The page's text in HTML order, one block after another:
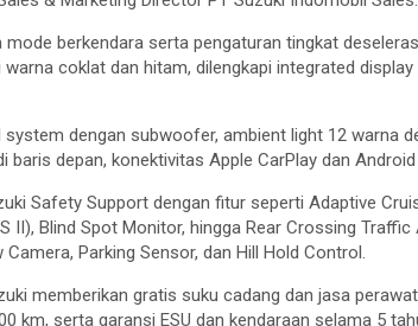
mode berkendara serta pengaturan tingkat
coklat dan hitam, dilengkapi integrated
dengan subwoofer, ambient light 12 warna
baris depan, konektivitas Apple CarPlay dan
Safety Support dengan fitur seperti Adaptive
II), Blind Spot Monitor, hingga Rear Crossing
Camera, Parking Sensor, dan Hill Hold Control.
memberikan gratis suku cadang dan jasa
km, serta garansi ESU dan kendaraan selama 5